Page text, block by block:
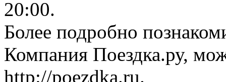
20:00.
Более подробно
Компания Поездка.ру,
http://poezdka.ru.